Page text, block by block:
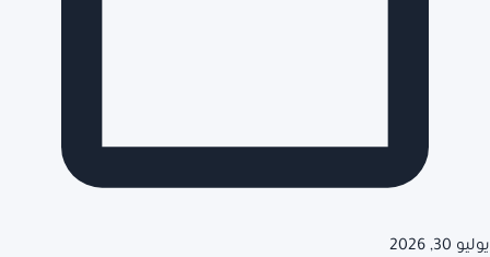
يوليو 30, 2026